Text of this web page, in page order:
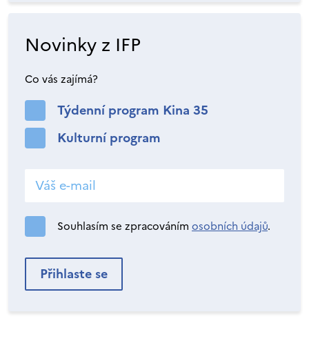
Novinky z IFP
Co vás zajímá?
Týdenní program Kina 35
Kulturní program
Souhlasím se zpracováním osobních údajů.